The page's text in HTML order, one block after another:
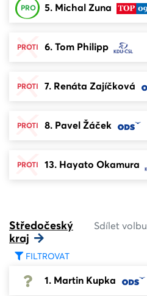
PRO 5. Michal Zuna
PROTI 6. Tom Philipp
PROTI 7. Renáta Zajíčková
PROTI 8. Pavel Žáček
PROTI 13. Hayato Okamura
Středočeský
kraj
Sdílet volbu
FILTROVAT
1. Martin Kupka